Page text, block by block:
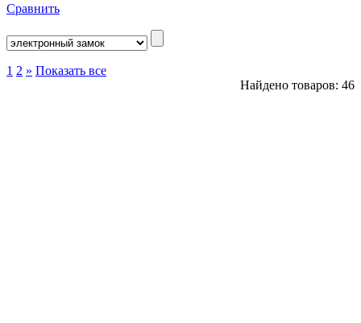
Сравнить
1 2 » Показать все
Найдено товаров: 46